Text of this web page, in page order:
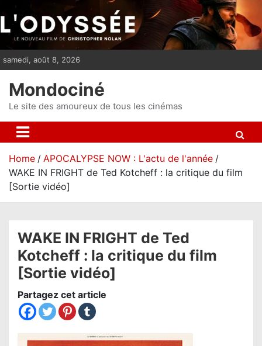
i
p
n
samedi, août 8, 2026
Mondociné
Le site des amoureux de tous les cinémas
Home
APOCALYPSE NOW : L'actu de l'année
WAKE IN FRIGHT de Ted Kotcheff : la critique du film
[Sortie vidéo]
WAKE IN FRIGHT de Ted
Kotcheff : la critique du film
[Sortie vidéo]
Partagez cet article